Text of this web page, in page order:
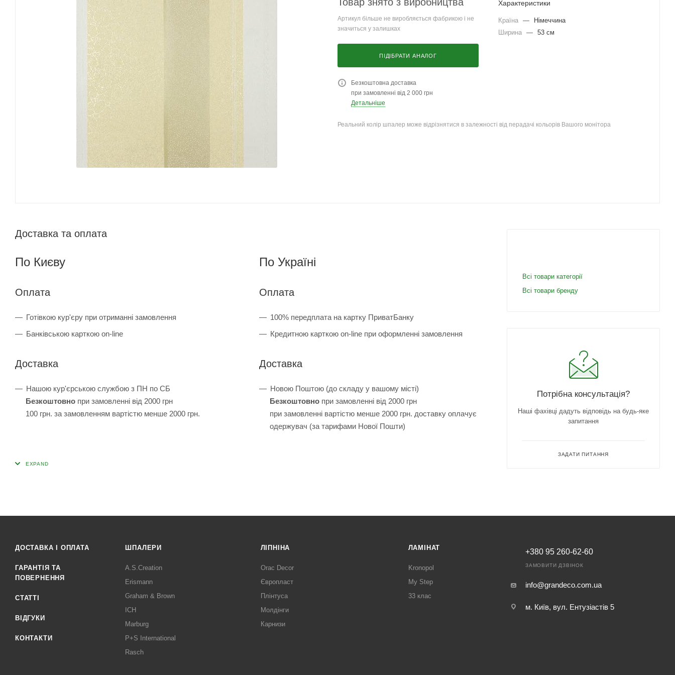
Артикул більше не виробляється фабрикою і не
значиться у залишках
ПІДІБРАТИ АНАЛОГ
Безкоштовна доставка
при замовленні від 2 000 грн
Детальніше
Характеристики
Країна —
Німеччина
Ширина — 53 см
Реальний колір шпалер може відрізнятися в залежності від перадачі кольорів Вашого монітора
Доставка та оплата
По Києву
Оплата
Готівкою кур'єру при отриманні замовлення
Банківською карткою on-line
Доставка
Нашою кур'єрською службою з ПН по СБ
Безкоштовно при замовленні від 2000 грн
100 грн. за замовленням вартістю менше 2000 грн.
По Україні
Оплата
100% передплата на картку ПриватБанку
Кредитною карткою on-line при оформленні замовлення
Доставка
Новою Поштою (до складу у вашому місті)
Безкоштовнопри замовленні від 2000 грн
при замовленні вартістю менше 2000 грн. доставку оплачує
одержувач (за тарифами Нової Пошти)
Всі товари категорії
Всі товари бренду
Потрібна консультація?
Наші фахівці дадуть відповідь на будь-яке
запитання
ЗАДАТИ ПИТАННЯ
ДОСТАВКА І ОПЛАТА
ГАРАНТІЯ ТА
ПОВЕРНЕННЯ
СТАТТІ
ВІДГУКИ
КОНТАКТИ
ШПАЛЕРИ
A.S.Creation
Erismann
Graham & Brown
ICH
Marburg
P+S International
Rasch
ЛІПНІНА
Orac Decor
Європласт
Плінтуса
Молдінги
Карнизи
ЛАМІНАТ
Kronopol
My Step
33 клас
+380 95 260-62-60
ЗАМОВИТИ ДЗВІНОК
info@grandeco.com.ua
м. Київ, вул. Ентузіастів 5